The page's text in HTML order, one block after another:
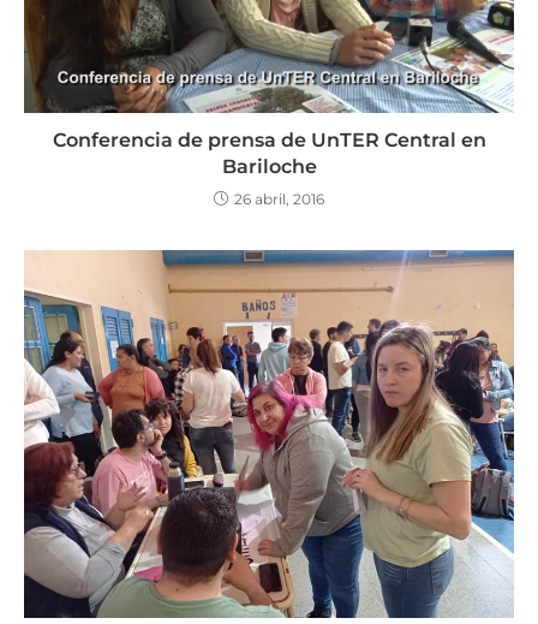
Conferencia de prensa de UnTER Central en
Bariloche
26 abril, 2016